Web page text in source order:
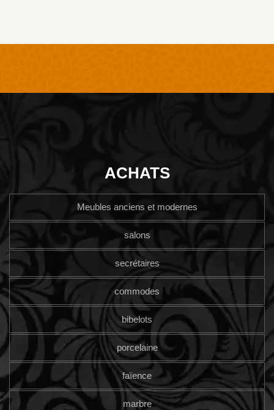
ACHATS
Meubles anciens et modernes
salons
secrétaires
commodes
bibelots
porcelaine
faïence
marbre